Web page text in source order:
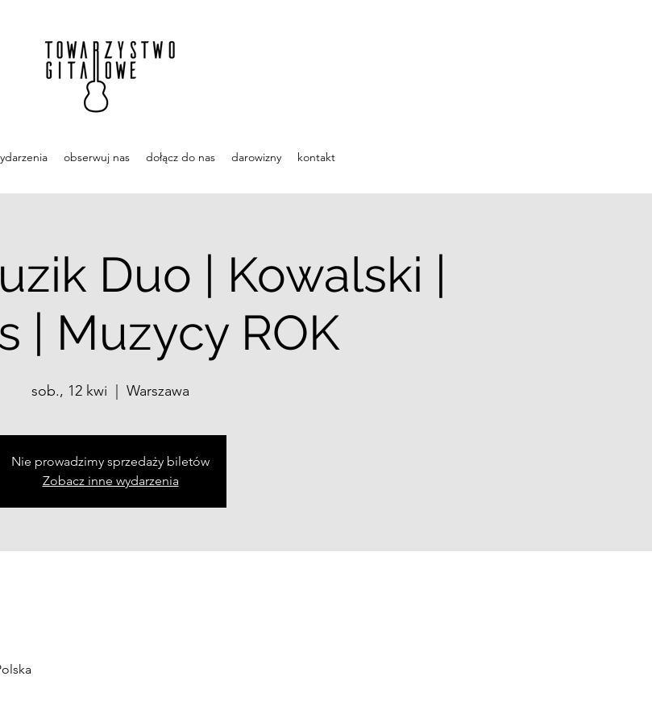
obserwuj nas dołącz do nas darowizny kontakt
Duo | Kowalski |
| Muzycy ROK
sob., 12 kwi Warszawa
Nie prowadzimy sprzedaży biletów
Zobacz inne wydarzenia